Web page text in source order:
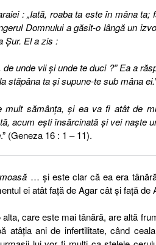
: „Iată, roaba ta este în mâna
Domnului a găsit-o lângă un
Şur. El a zis :
de unde vii şi unde te duci ?” Ea a
stăpâna ta şi supune-te sub mâna
mult sămânţa, şi ea va fi atât de
acum eşti însărcinată şi vei naşte
.” (Geneza 16 : 1 – 11).
… şi este clar că ea era
ei atât faţă de Agar cât şi faţă de
alta, care este mai tânără, are altă
atâţia ani de infertilitate, când